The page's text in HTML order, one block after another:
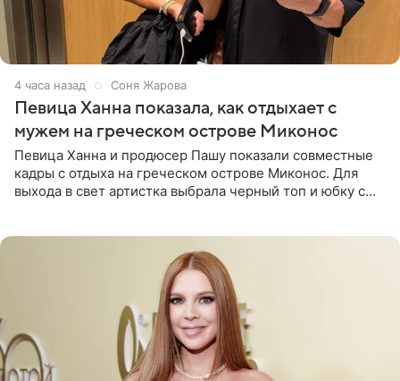
4 часа назад Соня Жарова
Певица Ханна показала, как отдыхает с
мужем на греческом острове Миконос
Певица Ханна и продюсер Пашу показали совместные
кадры с отдыха на греческом острове Миконос. Для
выхода в свет артистка выбрала черный топ и юбку с